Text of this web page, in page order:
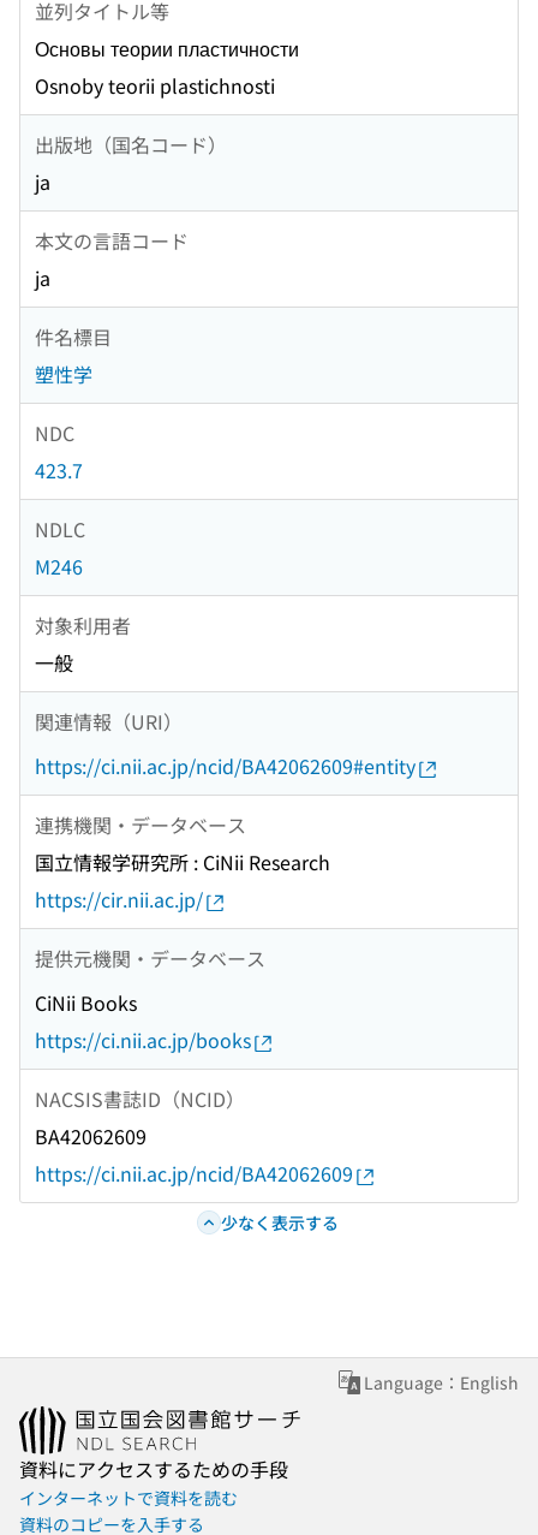
並列タイトル等
Основы теории пластичности
Osnoby teorii plastichnosti
出版地（国名コード）
ja
本文の言語コード
ja
件名標目
塑性学
NDC
423.7
NDLC
M246
対象利用者
一般
関連情報（URI）
https://ci.nii.ac.jp/ncid/BA42062609#entity
連携機関・データベース
国立情報学研究所 : CiNii Research
https://cir.nii.ac.jp/
提供元機関・データベース
CiNii Books
https://ci.nii.ac.jp/books
NACSIS書誌ID（NCID）
BA42062609
https://ci.nii.ac.jp/ncid/BA42062609
少なく表示する
Language：English
資料にアクセスするための手段
インターネットで資料を読む
資料のコピーを入手する